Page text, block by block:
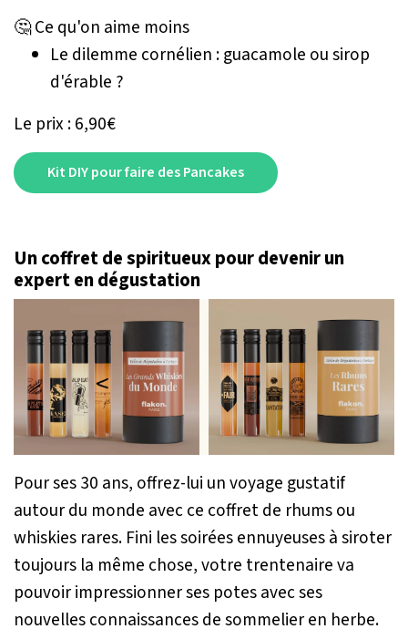
🤔 Ce qu'on aime moins
Le dilemme cornélien : guacamole ou sirop
d'érable ?
Le prix : 6,90€
Kit DIY pour faire des Pancakes
Un coffret de spiritueux pour devenir un
expert en dégustation
Pour ses 30 ans, offrez-lui un voyage gustatif
autour du monde avec ce coffret de rhums ou
whiskies rares. Fini les soirées ennuyeuses à siroter
toujours la même chose, votre trentenaire va
pouvoir impressionner ses potes avec ses
nouvelles connaissances de sommelier en herbe.